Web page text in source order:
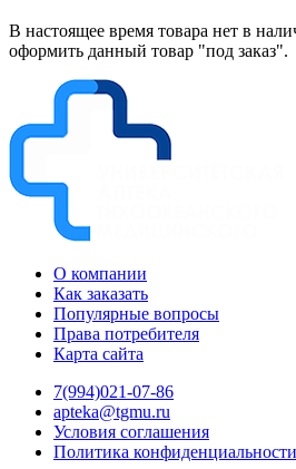
В настоящее время товара нет в
оформить данный товар "под заказ".
О компании
Как заказать
Популярные вопросы
Права потребителя
Карта сайта
7(994)021-07-86
apteka@tgmu.ru
Условия соглашения
Политика конфиденциальности